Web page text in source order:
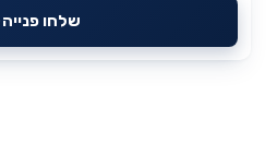
שלחו פנייה